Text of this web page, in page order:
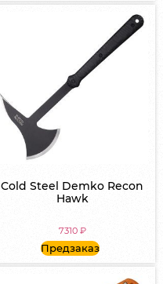
Cold Steel Demko Recon
Hawk
7310 ₽
Предзаказ